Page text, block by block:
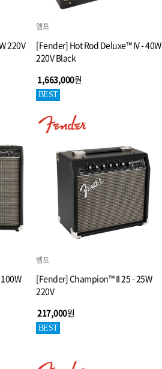
220V
엠프
[Fender] Hot Rod Deluxe™ IV - 40W
220V Black
1,663,000원
BEST
엠프
[Fender] Champion™ II 25 - 25W
220V
217,000원
BEST